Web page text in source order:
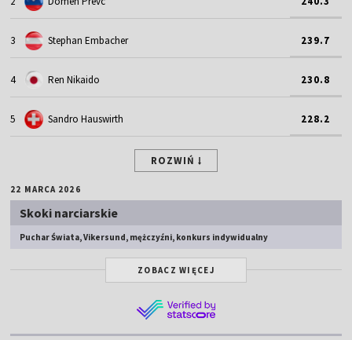
3 Stephan Embacher 239.7
4 Ren Nikaido 230.8
5 Sandro Hauswirth 228.2
ROZWIŃ
22 MARCA 2026
Skoki narciarskie
Puchar Świata, Vikersund, mężczyźni, konkurs indywidualny
ZOBACZ WIĘCEJ